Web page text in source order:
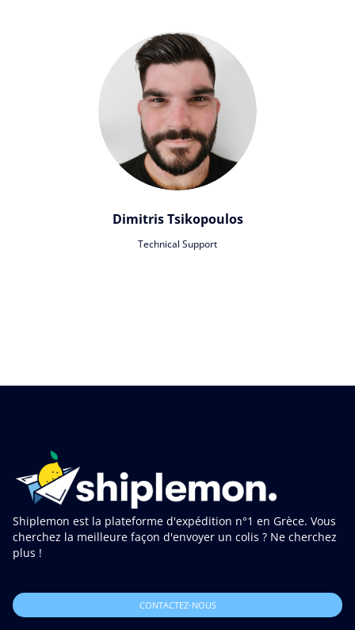
Dimitris Tsikopoulos
Technical Support
Shiplemon est la plateforme d'expédition n°1 en Grèce. Vous
cherchez la meilleure façon d'envoyer un colis ? Ne cherchez
plus !
CONTACTEZ-NOUS